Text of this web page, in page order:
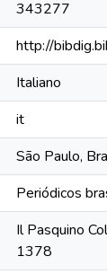
343277
http://
Italiano
it
São Paulo,
Periódicos
Il Pasquino
1378